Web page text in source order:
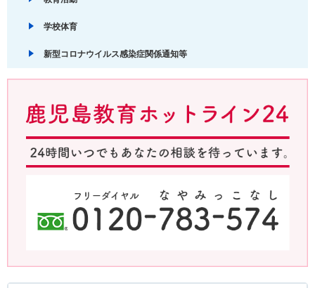
学校体育
新型コロナウイルス感染症関係通知等